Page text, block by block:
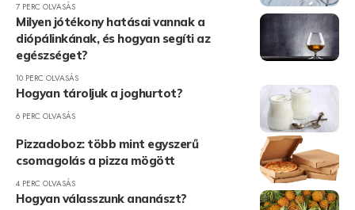
7 PERC OLVASÁS
Milyen jótékony hatásai vannak a
diópálinkának, és hogyan segíti az
egészséget?
10 PERC OLVASÁS
Hogyan tároljuk a joghurtot?
6 PERC OLVASÁS
Pizzadoboz: több mint egyszerű
csomagolás a pizza mögött
4 PERC OLVASÁS
Hogyan válasszunk ananászt?